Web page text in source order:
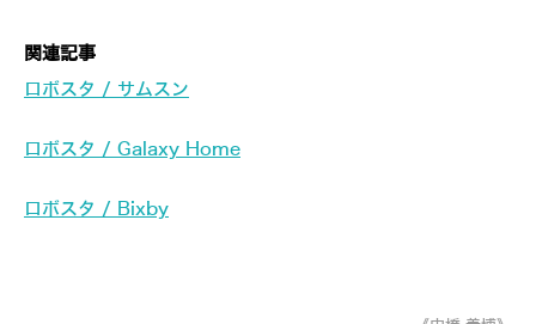
関連記事
ロボスタ / サムスン
ロボスタ / Galaxy Home
ロボスタ / Bixby